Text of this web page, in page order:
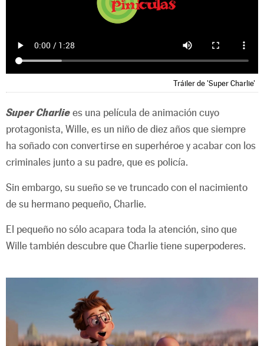
Tráiler de 'Super Charlie'
Super Charlie es una película de animación cuyo
protagonista, Wille, es un niño de diez años que siempre
ha soñado con convertirse en superhéroe y acabar con los
criminales junto a su padre, que es policía.
Sin embargo, su sueño se ve truncado con el nacimiento
de su hermano pequeño, Charlie.
El pequeño no sólo acapara toda la atención, sino que
Wille también descubre que Charlie tiene superpoderes.